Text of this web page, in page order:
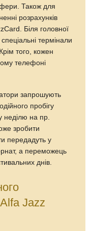
Також для
розрахунків
Біля головної
термінали
того, кожен
телефоні
запрошують
пробігу
неділю на пр.
зробити
передадуть у
а переможець
днів.
Jazz